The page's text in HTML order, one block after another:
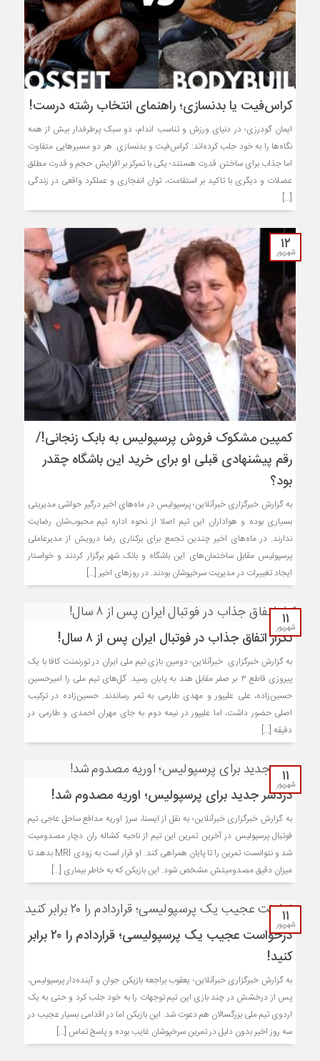
کراس‌فیت یا بدنسازی؛ راهنمای انتخاب رشته درست!
ایمان گودرزی؛ در دنیای ورزش و تناسب اندام، دو سبک پرطرفدار بیش از همه
نگاه‌ها را به خود جلب کرده‌اند: کراس‌فیت و بدنسازی. هر دو مسیرهایی متفاوت
اما جذاب برای ساختن قدرت هستند؛ یکی با تمرکز بر افزایش حجم و قدرت مطلق
عضلات و دیگری با تاکید بر استقامت، توان انفجاری و عملکرد واقعی در زندگی
[…]
۱۲
شهریور
کمپین مشکوک فروش پرسپولیس به بابک زنجانی!/
رقم پیشنهادی قبلی او برای خرید این باشگاه چقدر
بود؟
به گزارش خبرگزاری خبرآنلاین؛ پرسپولیس در ماه‌های اخیر درگیر حواشی مدیریتی
بسیاری بوده و هواداران این تیم اصلا از نحوه اداره تیم محبوب‌شان رضایت
ندارند. در ماه‌های اخیر چندین تجمع برای برکناری رضا درویش از مدیرعاملی
پرسپولیس مقابل ساختمان‌های این باشگاه و بانک شهر برگزار کردند و خواستار
ایجاد تغییرات در مدیریت سرخپوشان بودند. در روزهای اخیر […]
۱۱
شهریور
تکرار اتفاق جذاب در فوتبال ایران پس از ۸ سال!
به گزارش خبرگزاری خبرآنلاین؛ دومین بازی تیم ملی ایران در تورنمنت کافا با یک
پیروزی قاطع ۳ بر صفر مقابل هند به پایان رسید. گل‌های تیم ملی را امیرحسین
حسین‌زاده، علی علیپور و مهدی طارمی به ثمر رساندند. حسین‌زاده در ترکیب
اصلی حضور داشت، اما علیپور در نیمه دوم به جای مهران احمدی و طارمی در
دقیقه […]
۱۱
شهریور
دردسر جدید برای پرسپولیس؛ اوریه مصدوم شد!
به گزارش خبرگزاری خبرآنلاین؛ به نقل از ایسنا، سرژ اوریه مدافع ساحل عاجی تیم
فوتبال پرسپولیس در آخرین تمرین این تیم از ناحیه کشاله ران دچار مصدومیت
شد و نتوانست تمرین را تا پایان همراهی کند. او قرار است به زودی MRI بدهد تا
میزان دقیق مصدومیتش مشخص شود. این بازیکن که به خاطر بیماری […]
۱۱
شهریور
درخواست عجیب یک پرسپولیسی؛ قراردادم را ۲۰ برابر
کنید!
به گزارش خبرگزاری خبرآنلاین؛ یعقوب براجعه بازیکن جوان و آینده‌دار پرسپولیس،
پس از درخشش در چند بازی این تیم توجهات را به خود جلب کرد و حتی به یک
اردوی تیم ملی بزرگسالان هم دعوت شد. این بازیکن اما در اقدامی بسیار عجیب در
سه روز اخیر بدون دلیل در تمرین سرخپوشان غایب بوده و پاسخ تماس […]